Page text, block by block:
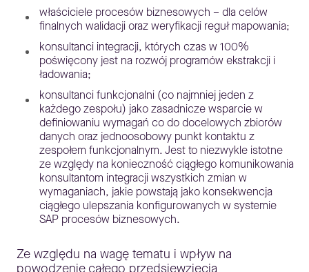
właściciele procesów biznesowych – dla celów
finalnych walidacji oraz weryfikacji reguł mapowania;
konsultanci integracji, których czas w 100%
poświęcony jest na rozwój programów ekstrakcji i
ładowania;
konsultanci funkcjonalni (co najmniej jeden z
każdego zespołu) jako zasadnicze wsparcie w
definiowaniu wymagań co do docelowych zbiorów
danych oraz jednoosobowy punkt kontaktu z
zespołem funkcjonalnym. Jest to niezwykle istotne
ze względy na konieczność ciągłego komunikowania
konsultantom integracji wszystkich zmian w
wymaganiach, jakie powstają jako konsekwencja
ciągłego ulepszania konfigurowanych w systemie
SAP procesów biznesowych.
Ze względu na wagę tematu i wpływ na
powodzenie całego przedsięwzięcia